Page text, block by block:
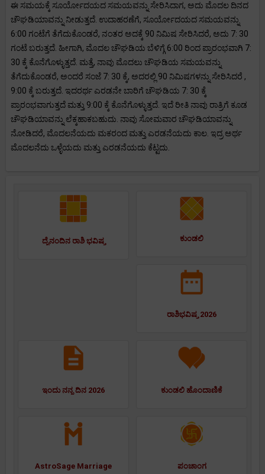
ಈ ಸಮಯಕ್ಕೆ ಸೂರ್ಯೋದಯದ ಸಮಯವನ್ನು ಸೇರಿಸಿದಾಗ, ಅದು ಮೊದಲ ದಿನದ
ಚೌಘಡಿಯಾವನ್ನು ನೀಡುತ್ತದೆ. ಉದಾಹರಣೆಗೆ, ಸೂರ್ಯೋದಯದ ಸಮಯವನ್ನು
6:00 ಗಂಟೆಗೆ ತೆಗೆದುಕೊಂಡರೆ, ನಂತರ ಅದಕ್ಕೆ 90 ನಿಮಿಷ ಸೇರಿಸಿದರೆ, ಅದು 7: 30
ಗಂಟೆ ಬರುತ್ತದೆ. ಹೀಗಾಗಿ, ಮೊದಲ ಚೌಘಡಿಯ ಬೆಳಿಗ್ಗೆ 6:00 ರಿಂದ ಪ್ರಾರಂಭವಾಗಿ 7:
30 ಕ್ಕೆ ಕೊನೆಗೊಳ್ಳುತ್ತದೆ. ಮತ್ತೆ, ನಾವು ಮೊದಲು ಚೌಘಡಿಯ ಸಮಯವನ್ನು
ತೆಗೆದುಕೊಂಡರೆ, ಅಂದರೆ ಸಂಜೆ 7: 30 ಕ್ಕೆ, ಅದರಲ್ಲಿ 90 ನಿಮಿಷಗಳನ್ನು ಸೇರಿಸಿದರೆ ,
9:00 ಕ್ಕೆ ಬರುತ್ತದೆ. ಇದರರ್ಥ ಎರಡನೇ ಬಾರಿಗೆ ಚೌಘಡಿಯ 7: 30 ಕ್ಕೆ
ಪ್ರಾರಂಭವಾಗುತ್ತದೆ ಮತ್ತು 9:00 ಕ್ಕೆ ಕೊನೆಗೊಳ್ಳುತ್ತದೆ. ಇದೆ ರೀತಿ ನಾವು ರಾತ್ರಿಗೆ ಕೂಡ
ಚೌಘಡಿಯಾವನ್ನು ಲೆಕ್ಕಹಾಕಬಹುದು. ನಾವು ಸೋಮವಾರ ಚೌಘಡಿಯಾವನ್ನು
ನೋಡಿದರೆ, ಮೊದಲನೆಯದು ಮಕರಂದ ಮತ್ತು ಎರಡನೆಯದು ಕಾಲ. ಇದ್ರ ಅರ್ಥ
ಮೊದಲನೆದು ಒಳ್ಳೆಯದು ಮತ್ತು ಎರಡನೆಯದು ಕೆಟ್ಟದು.
ದೈನಂದಿನ ರಾಶಿ ಭವಿಷ್ಯ ಕುಂಡಲಿ
ರಾಶಿಭವಿಷ್ಯ 2026
ಇಂದು ನನ್ನ ದಿನ 2026 ಕುಂಡಲಿ ಹೊಂದಾಣಿಕೆ
AstroSage Marriage ಪಂಚಾಂಗ